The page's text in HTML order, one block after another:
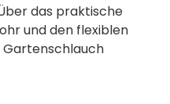
das praktische
und den flexiblen
Gartenschlauch